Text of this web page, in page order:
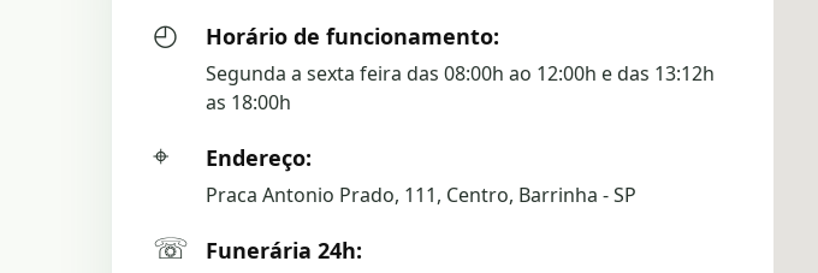
◴ Horário de funcionamento:
Segunda a sexta feira das 08:00h ao 12:00h e das 13:12h
as 18:00h
⌖ Endereço:
Praca Antonio Prado, 111, Centro, Barrinha - SP
☏ Funerária 24h: